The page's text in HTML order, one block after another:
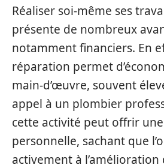
Réaliser soi-même ses
présente de nombreux
notamment financiers. En
réparation permet
main-d’œuvre, souvent
appel à un plombier
cette activité peut offrir
personnelle, sachant que
activement à l’amélioration